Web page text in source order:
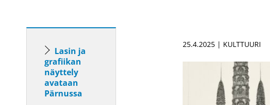
Lasin ja
grafiikan
näyttely
avataan
Pärnussa
25.4.2025 | KULTTUURI